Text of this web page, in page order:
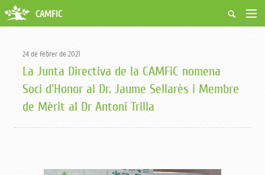
Qui som
Activitats
Borsa de treball
Ciutadans
CAMFiC
24 de febrer de 2021
La Junta Directiva de la CAMFiC nomena
Soci d'Honor al Dr. Jaume Sellarès i Membre
de Mèrit al Dr Antoni Trilla